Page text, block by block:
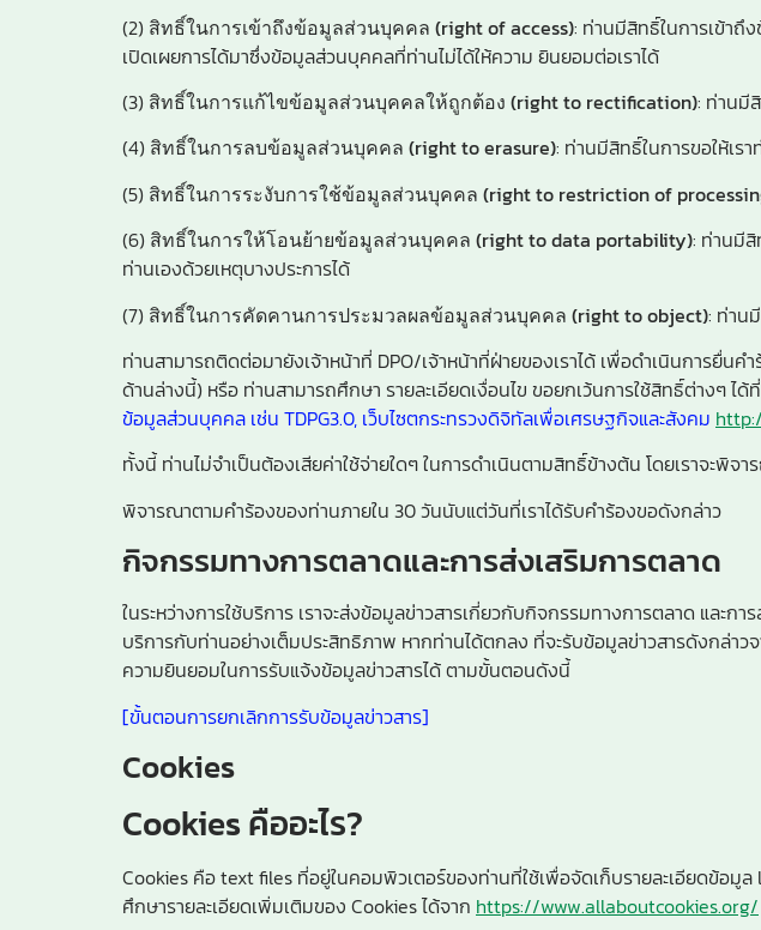
(2) สิทธิ์ในการเข้าถึงข้อมูลส่วนบุคคล (right of access): ท่านมีสิทธิ์ในการเข้าถึ
เปิดเผยการได้มาซึ่งข้อมูลส่วนบุคคลที่ท่านไม่ได้ให้ความ ยินยอมต่อเราได้
(3) สิทธิ์ในการแก้ไขข้อมูลส่วนบุคคลให้ถูกต้อง (right to rectification): ท่านมี
(4) สิทธิ์ในการลบข้อมูลส่วนบุคคล (right to erasure): ท่านมีสิทธิ์ในการขอให้เร
(5) สิทธิ์ในการระงับการใช้ข้อมูลส่วนบุคคล (right to restriction of
(6) สิทธิ์ในการให้โอนย้ายข้อมูลส่วนบุคคล (right to data portability): ท่านมี
ท่านเองด้วยเหตุบางประการได้
(7) สิทธิ์ในการคัดคานการประมวลผลข้อมูลส่วนบุคคล (right to object): ท่าน
ท่านสามารถติดต่อมายังเจ้าหน้าที่ DPO/เจ้าหน้าที่ฝ่ายของเราได้ เพื่อดำเนินการยื่น
ด้านล่างนี้) หรือ ท่านสามารถศึกษา รายละเอียดเงื่อนไข ขอยกเว้นการใช้สิทธิ์ต่างๆ ได้ที่
ข้อมูลส่วนบุคคล เช่น TDPG3.0, เว็บไซตกระทรวงดิจิทัลเพื่อเศรษฐกิจและสังคม
ทั้งนี้ ท่านไม่จำเป็นต้องเสียค่าใช้จ่ายใดๆ ในการดำเนินตามสิทธิ์ข้างต้น โดยเราจะพิจ
พิจารณาตามคำร้องของท่านภายใน 30 วันนับแต่วันที่เราได้รับคำร้องขอดังกล่าว
กิจกรรมทางการตลาดและการส่งเสริมการตลาด
ในระหว่างการใช้บริการ เราจะส่งข้อมูลข่าวสารเกี่ยวกับกิจกรรมทางการตลาด และ
บริการกับท่านอย่างเต็มประสิทธิภาพ หากท่านได้ตกลง ที่จะรับข้อมูลข่าวสารดังกล่า
ความยินยอมในการรับแจ้งข้อมูลข่าวสารได้ ตามขั้นตอนดังนี้
[ขั้นตอนการยกเลิกการรับข้อมูลข่าวสาร]
Cookies
Cookies คืออะไร?
Cookies คือ text files ที่อยู่ในคอมพิวเตอร์ของท่านที่ใช้เพื่อจัดเก็บรายละเอียดข้อ
ศึกษารายละเอียดเพิ่มเติมของ Cookies ได้จาก https://www.allaboutcookies.org/